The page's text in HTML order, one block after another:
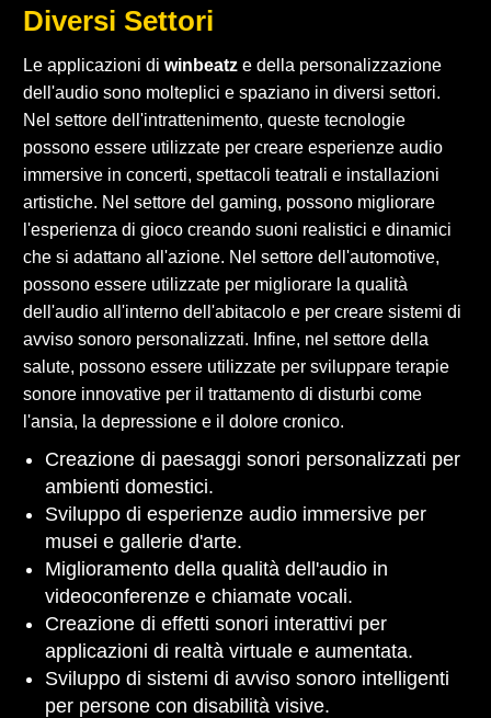
Diversi Settori
Le applicazioni di winbeatz e della personalizzazione
dell'audio sono molteplici e spaziano in diversi settori.
Nel settore dell'intrattenimento, queste tecnologie
possono essere utilizzate per creare esperienze audio
immersive in concerti, spettacoli teatrali e installazioni
artistiche. Nel settore del gaming, possono migliorare
l'esperienza di gioco creando suoni realistici e dinamici
che si adattano all'azione. Nel settore dell'automotive,
possono essere utilizzate per migliorare la qualità
dell'audio all'interno dell'abitacolo e per creare sistemi di
avviso sonoro personalizzati. Infine, nel settore della
salute, possono essere utilizzate per sviluppare terapie
sonore innovative per il trattamento di disturbi come
l'ansia, la depressione e il dolore cronico.
Creazione di paesaggi sonori personalizzati per
ambienti domestici.
Sviluppo di esperienze audio immersive per
musei e gallerie d'arte.
Miglioramento della qualità dell'audio in
videoconferenze e chiamate vocali.
Creazione di effetti sonori interattivi per
applicazioni di realtà virtuale e aumentata.
Sviluppo di sistemi di avviso sonoro intelligenti
per persone con disabilità visive.